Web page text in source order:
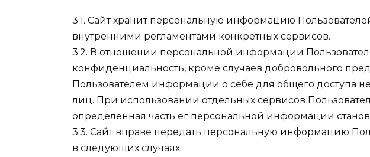
3.1. Сайт хранит персональную информацию
внутренними регламентами конкретных сервисов.
3.2. В отношении персональной информации
конфиденциальность, кроме случаев добровольного
Пользователем информации о себе для общего доступа
лиц. При использовании отдельных сервисов
определенная часть ег персональной информации
3.3. Сайт вправе передать персональную информацию
в следующих случаях: